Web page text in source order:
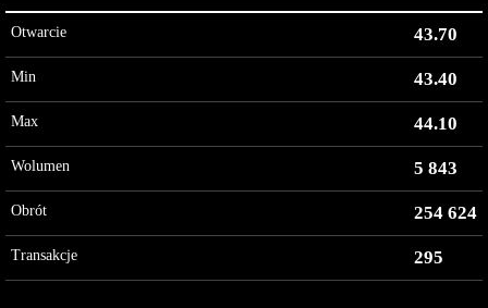
Otwarcie 43.70
Min 43.40
Max 44.10
Wolumen 5 843
Obrót 254 624
Transakcje 295